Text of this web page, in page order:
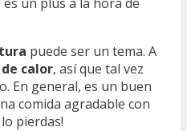
puede ser un tema. A
calor, así que tal vez
En general, es un buen
comida agradable con
pierdas!